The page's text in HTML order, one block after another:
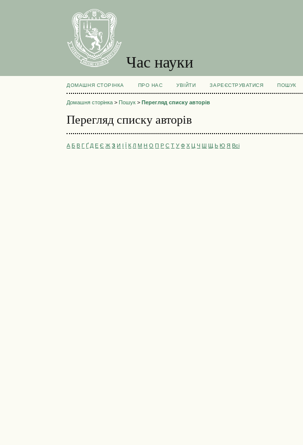
Час науки
ДОМАШНЯ СТОРІНКА ПРО НАС УВІЙТИ ЗАРЕЄСТРУВАТИСЯ ПОШУК
Домашня сторінка > Пошук >Перегляд списку авторів
Перегляд списку авторів
А Б В Г Ґ Д Е Є Ж З И І Ї К Л М Н О П Р С Т У Ф Х Ц Ч Ш Щ Ь Ю Я Всі